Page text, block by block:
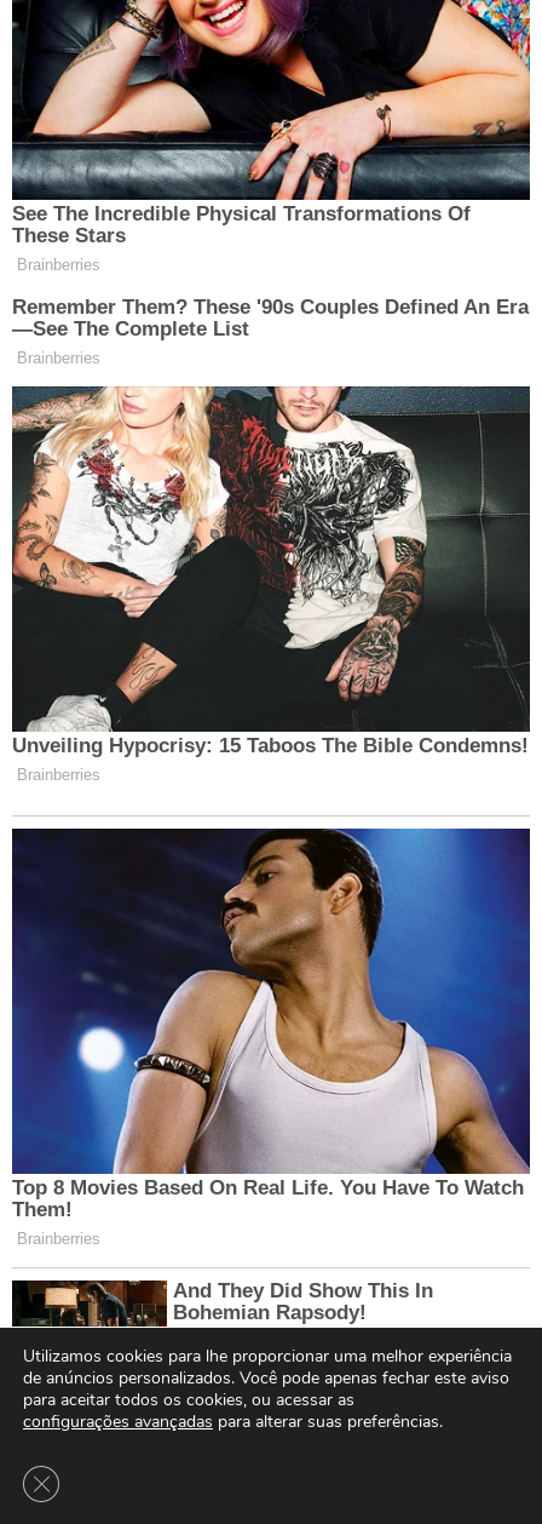
Utilizamos cookies para lhe proporcionar uma melhor experiência
de anúncios personalizados. Você pode apenas fechar este aviso
para aceitar todos os cookies, ou acessar as
configurações avançadas para alterar suas preferências.
Close GDPR Cookie Banner